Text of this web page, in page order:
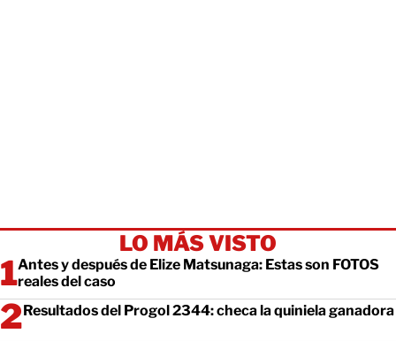
LO MÁS VISTO
Antes y después de Elize Matsunaga: Estas son FOTOS
reales del caso
Resultados del Progol 2344: checa la quiniela ganadora